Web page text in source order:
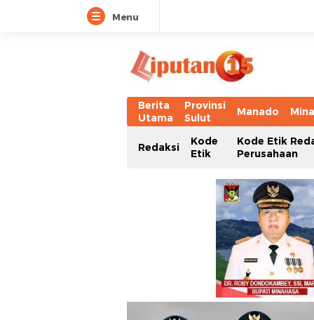
Menu
Berita
Utama
Provinsi
Sulut
Manado
Redaksi
Kode
Etik
Kode Etik
Perusahaan